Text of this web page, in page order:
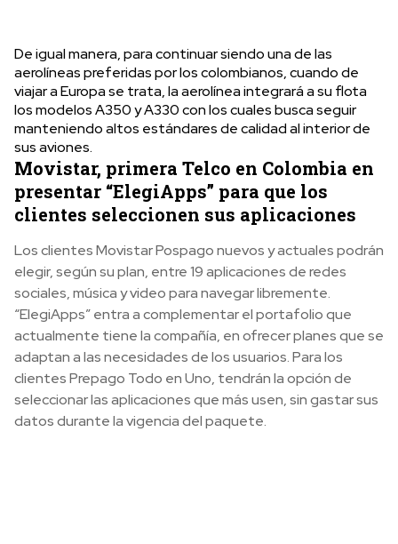
De igual manera, para continuar siendo una de las
aerolíneas preferidas por los colombianos, cuando de
viajar a Europa se trata, la aerolínea integrará a su flota
los modelos A350 y A330 con los cuales busca seguir
manteniendo altos estándares de calidad al interior de
sus aviones.
Movistar, primera Telco en Colombia en
presentar “ElegiApps” para que los
clientes seleccionen sus aplicaciones
Los clientes Movistar Pospago nuevos y actuales podrán
elegir, según su plan, entre 19 aplicaciones de redes
sociales, música y video para navegar libremente.
“ElegiApps” entra a complementar el portafolio que
actualmente tiene la compañía, en ofrecer planes que se
adaptan a las necesidades de los usuarios. Para los
clientes Prepago Todo en Uno, tendrán la opción de
seleccionar las aplicaciones que más usen, sin gastar sus
datos durante la vigencia del paquete.